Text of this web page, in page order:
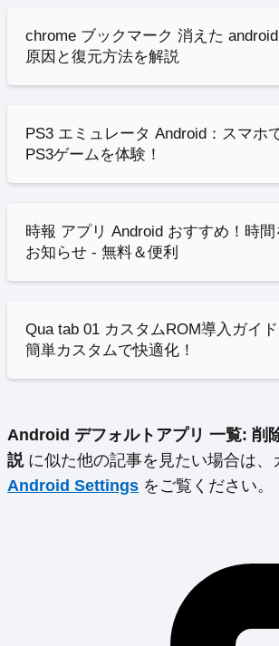
chrome ブックマーク 消えた android
原因と復元方法を解説
PS3 エミュレータ Android：スマホ
PS3ゲームを体験！
時報 アプリ Android おすすめ！時間
お知らせ - 無料＆便利
Qua tab 01 カスタムROM導入ガイド
簡単カスタムで快適化！
Android デフォルトアプリ 一覧: 削
説に似た他の記事を見たい場合は、
Android Settings をご覧ください。